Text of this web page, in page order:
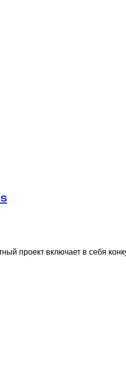
проект включает в себя